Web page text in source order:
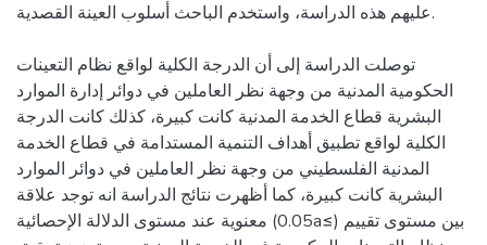
عليهم هذه الدراسة، واستخدم الباحث أسلوب العينة القصدية.
توصلت الدراسة إلى أن الدرجة الكلية لواقع نظام التعينات
الحكومية المدنية من وجهة نظر العاملين في دوائر إدارة الموارد
البشرية قطاع الخدمة المدنية كانت كبيرة، كذلك كانت الدرجة
الكلية لواقع تطبيق أهداف التنمية المستدامة في قطاع الخدمة
المدنية الفلسطيني من وجهة نظر العاملين في دوائر الموارد
البشرية كانت كبيرة، كما أظهرت نتائج الدراسة انه توجد علاقة
معنوية عند مستوى الدلالة الإحصائية (0.05a≤) بين مستوى تقييم